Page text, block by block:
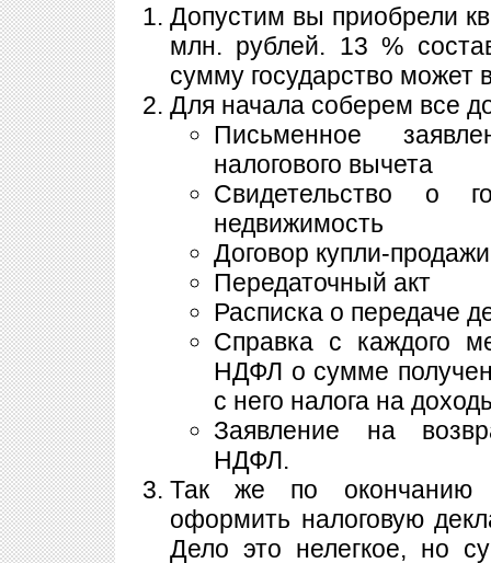
Допустим вы приобрели
млн. рублей. 13 %
сумму государство может
Для начала соберем все
Письменное
налогового вычета
Свидетельство о
недвижимость
Договор купли-
Передаточный акт
Расписка о передаче
Справка с каждого
НДФЛ о сумме
с него налога на
Заявление на
НДФЛ.
Так же по окончанию
оформить налоговую
Дело это нелегкое, но